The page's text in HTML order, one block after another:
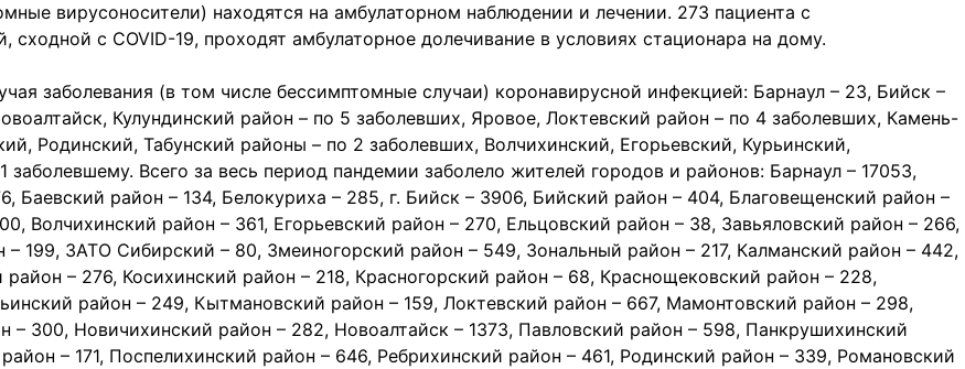
вирусоносители) находятся на амбулаторном наблюдении и лечении. 273 пациента с
с COVID-19, проходят амбулаторное долечивание в условиях стационара на дому.
заболевания (в том числе бессимптомные случаи) коронавирусной инфекцией: Барнаул – 23, Бийск –
Кулундинский район – по 5 заболевших, Яровое, Локтевский район – по 4 заболевших, Камень-
Родинский, Табунский районы – по 2 заболевших, Волчихинский, Егорьевский, Курьинский,
Всего за весь период пандемии заболело жителей городов и районов: Барнаул – 17053,
Баевский район – 134, Белокуриха – 285, г. Бийск – 3906, Бийский район – 404, Благовещенский район –
Волчихинский район – 361, Егорьевский район – 270, Ельцовский район – 38, Завьяловский район – 266,
– 199, ЗАТО Сибирский – 80, Змеиногорский район – 549, Зональный район – 217, Калманский район – 442,
– 276, Косихинский район – 218, Красногорский район – 68, Краснощековский район – 228,
район – 249, Кытмановский район – 159, Локтевский район – 667, Мамонтовский район – 298,
300, Новичихинский район – 282, Новоалтайск – 1373, Павловский район – 598, Панкрушихинский
– 171, Поспелихинский район – 646, Ребрихинский район – 461, Родинский район – 339, Романовский